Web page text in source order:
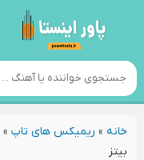
خانه» ریمیکس های تاپ»
بیتز